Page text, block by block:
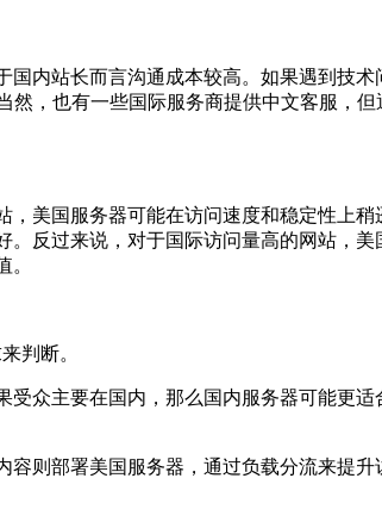
内站长而言沟通成本较高。如果遇到技术
，也有一些国际服务商提供中文客服，
美国服务器可能在访问速度和稳定性上稍
反过来说，对于国际访问量高的网站，
判断。
众主要在国内，那么国内服务器可能更适
则部署美国服务器，通过负载分流来提升